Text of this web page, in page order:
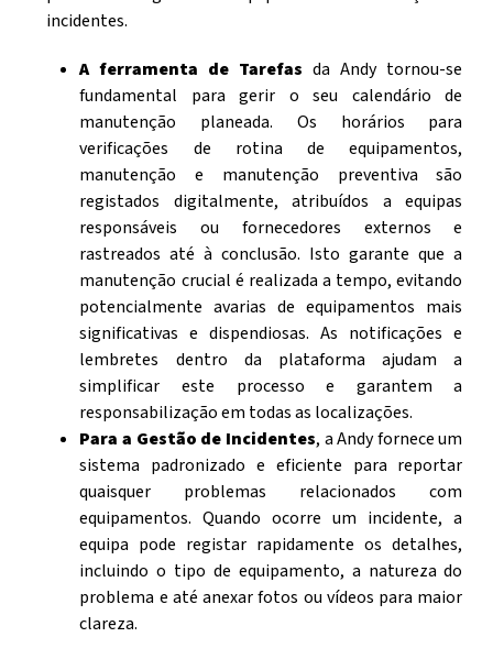
incidentes.
A ferramenta de Tarefas da Andy tornou-se
fundamental para gerir o seu calendário de
manutenção planeada. Os horários para
verificações de rotina de equipamentos,
manutenção e manutenção preventiva são
registados digitalmente, atribuídos a equipas
responsáveis ou fornecedores externos e
rastreados até à conclusão. Isto garante que a
manutenção crucial é realizada a tempo, evitando
potencialmente avarias de equipamentos mais
significativas e dispendiosas. As notificações e
lembretes dentro da plataforma ajudam a
simplificar este processo e garantem a
responsabilização em todas as localizações.
Para a Gestão de Incidentes, a Andy fornece um
sistema padronizado e eficiente para reportar
quaisquer problemas relacionados com
equipamentos. Quando ocorre um incidente, a
equipa pode registar rapidamente os detalhes,
incluindo o tipo de equipamento, a natureza do
problema e até anexar fotos ou vídeos para maior
clareza.